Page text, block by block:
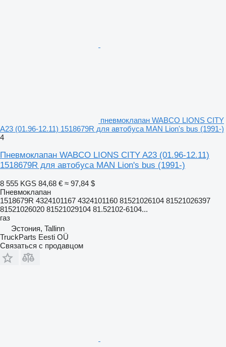
пневмоклапан WABCO LIONS CITY
A23 (01.96-12.11) 1518679R для автобуса MAN Lion's bus (1991-)
4
Пневмоклапан WABCO LIONS CITY A23 (01.96-12.11)
1518679R для автобуса MAN Lion's bus (1991-)
8 555 KGS 84,68 € ≈ 97,84 $
Пневмоклапан
1518679R 4324101167 4324101160 81521026104 81521026397
81521026020 81521029104 81.52102-6104...
газ
Эстония, Tallinn
TruckParts Eesti OÜ
Связаться с продавцом